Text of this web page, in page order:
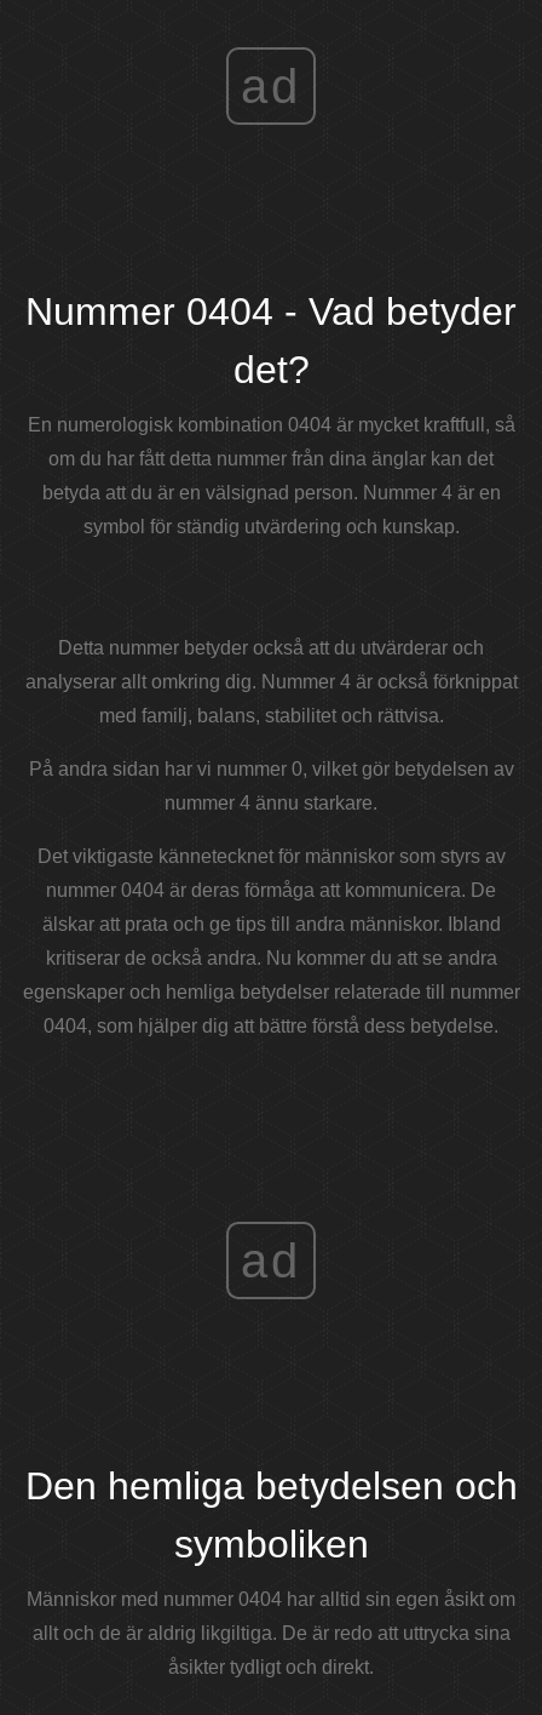
ad
Nummer 0404 - Vad betyder
det?
En numerologisk kombination 0404 är mycket kraftfull, så
om du har fått detta nummer från dina änglar kan det
betyda att du är en välsignad person. Nummer 4 är en
symbol för ständig utvärdering och kunskap.
Detta nummer betyder också att du utvärderar och
analyserar allt omkring dig. Nummer 4 är också förknippat
med familj, balans, stabilitet och rättvisa.
På andra sidan har vi nummer 0, vilket gör betydelsen av
nummer 4 ännu starkare.
Det viktigaste kännetecknet för människor som styrs av
nummer 0404 är deras förmåga att kommunicera. De
älskar att prata och ge tips till andra människor. Ibland
kritiserar de också andra. Nu kommer du att se andra
egenskaper och hemliga betydelser relaterade till nummer
0404, som hjälper dig att bättre förstå dess betydelse.
ad
Den hemliga betydelsen och
symboliken
Människor med nummer 0404 har alltid sin egen åsikt om
allt och de är aldrig likgiltiga. De är redo att uttrycka sina
åsikter tydligt och direkt.